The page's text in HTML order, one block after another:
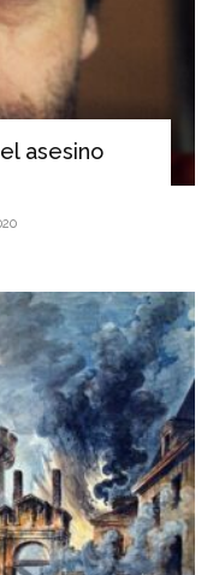
asesino